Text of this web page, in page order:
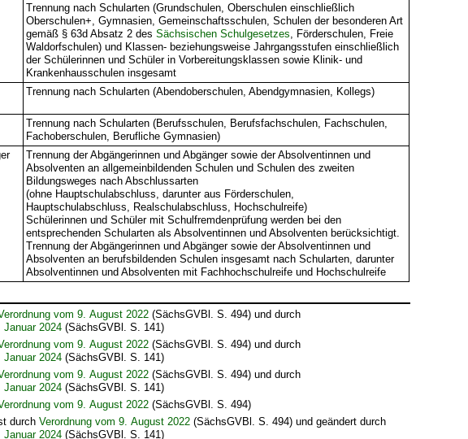
Trennung nach Schularten (Grundschulen, Oberschulen einschließlich
Oberschulen+, Gymnasien, Gemeinschaftsschulen, Schulen der besonderen Art
gemäß § 63d Absatz 2 desSächsischen Schulgesetzes , Förderschulen, Freie
Waldorfschulen) und Klassen- beziehungsweise Jahrgangsstufen einschließlich
der Schülerinnen und Schüler in Vorbereitungsklassen sowie Klinik- und
Krankenhausschulen insgesamt
Trennung nach Schularten (Abendoberschulen, Abendgymnasien, Kollegs)
Trennung nach Schularten (Berufsschulen, Berufsfachschulen, Fachschulen,
Fachoberschulen, Berufliche Gymnasien)
Trennung der Abgängerinnen und Abgänger sowie der Absolventinnen und
Absolventen an allgemeinbildenden Schulen und Schulen des zweiten
Bildungsweges nach Abschlussarten
(ohne Hauptschulabschluss, darunter aus Förderschulen,
Hauptschulabschluss, Realschulabschluss, Hochschulreife)
Schülerinnen und Schüler mit Schulfremdenprüfung werden bei den
entsprechenden Schularten als Absolventinnen und Absolventen berücksichtigt.
Trennung der Abgängerinnen und Abgänger sowie der Absolventinnen und
Absolventen an berufsbildenden Schulen insgesamt nach Schularten, darunter
Absolventinnen und Absolventen mit Fachhochschulreife und Hochschulreife
vom 9. August 2022 (SächsGVBl. S. 494) und durch
Januar 2024 (SächsGVBl. S. 141)
vom 9. August 2022 (SächsGVBl. S. 494) und durch
Januar 2024 (SächsGVBl. S. 141)
vom 9. August 2022 (SächsGVBl. S. 494) und durch
Januar 2024 (SächsGVBl. S. 141)
vom 9. August 2022 (SächsGVBl. S. 494)
durchVerordnung vom 9. August 2022 (SächsGVBl. S. 494) und geändert durch
Januar 2024 (SächsGVBl. S. 141)